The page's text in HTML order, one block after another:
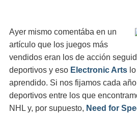
Ayer mismo comentába en un
artículo que los juegos más
vendidos eran los de acción
deportivos y eso Electronic Arts
aprendido. Si nos fijamos cada
deportivos entre los que
NHL y, por supuesto, Need for